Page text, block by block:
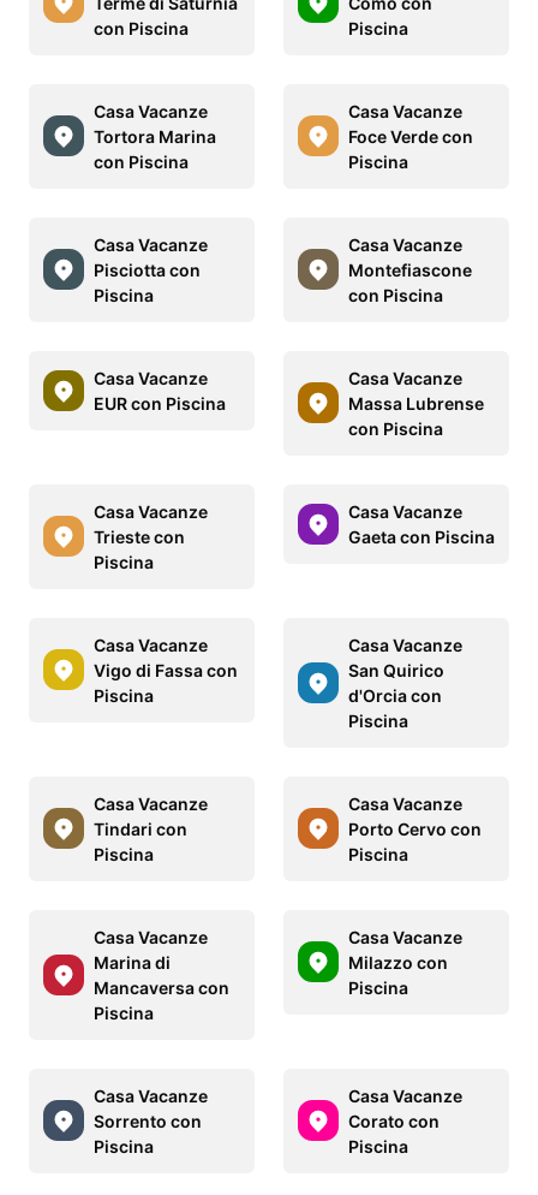
con Piscina
Piscina
Casa Vacanze
Tortora Marina
con Piscina
Casa Vacanze
Foce Verde con
Piscina
Casa Vacanze
Pisciotta con
Piscina
Casa Vacanze
Montefiascone
con Piscina
Casa Vacanze
EUR con Piscina
Casa Vacanze
Massa Lubrense
con Piscina
Casa Vacanze
Trieste con
Piscina
Casa Vacanze
Gaeta con Piscina
Casa Vacanze
Vigo di Fassa con
Piscina
Casa Vacanze
San Quirico
d'Orcia con
Piscina
Casa Vacanze
Tindari con
Piscina
Casa Vacanze
Porto Cervo con
Piscina
Casa Vacanze
Marina di
Mancaversa con
Piscina
Casa Vacanze
Milazzo con
Piscina
Casa Vacanze
Sorrento con
Piscina
Casa Vacanze
Corato con
Piscina